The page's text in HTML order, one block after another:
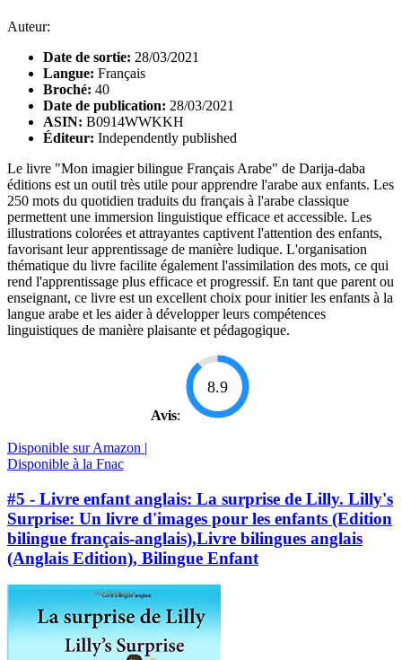
Auteur:
Date de sortie: 28/03/2021
Langue: Français
Broché: 40
Date de publication: 28/03/2021
ASIN: B0914WWKKH
Éditeur: Independently published
Le livre "Mon imagier bilingue Français Arabe" de Darija-daba
éditions est un outil très utile pour apprendre l'arabe aux enfants. Les
250 mots du quotidien traduits du français à l'arabe classique
permettent une immersion linguistique efficace et accessible. Les
illustrations colorées et attrayantes captivent l'attention des enfants,
favorisant leur apprentissage de manière ludique. L'organisation
thématique du livre facilite également l'assimilation des mots, ce qui
rend l'apprentissage plus efficace et progressif. En tant que parent ou
enseignant, ce livre est un excellent choix pour initier les enfants à la
langue arabe et les aider à développer leurs compétences
linguistiques de manière plaisante et pédagogique.
Avis:
8.9
Disponible sur Amazon |
Disponible à la Fnac
#5 - Livre enfant anglais: La surprise de Lilly. Lilly's
Surprise: Un livre d'images pour les enfants (Edition
bilingue français-anglais),Livre bilingues anglais
(Anglais Edition), Bilingue Enfant